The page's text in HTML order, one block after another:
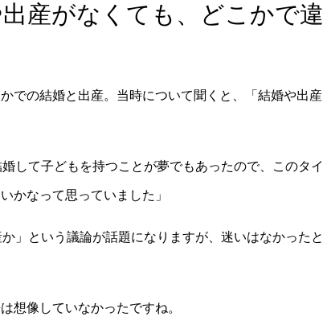
産がなくても、どこかで違
での結婚と出産。当時について聞くと、「結婚や出産
して子どもを持つことが夢でもあったので、このタイ
かなって思っていました」
」という議論が話題になりますが、迷いはなかったと
想像していなかったですね。